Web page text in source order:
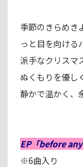
季節のきらめき
っと目を向ける
派手なクリスマ
ぬくもりを優し
静かで温かく、
EP「before
※6曲入り